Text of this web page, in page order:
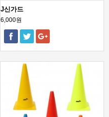
J신가드
6,000원